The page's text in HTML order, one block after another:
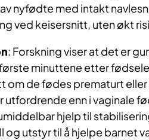
nyfødte med intakt
ved keisersnitt, uten økt
: Forskning viser at det er
minuttene etter
om de fødes prematurt eller
enn i vaginale
hjelp til
og utstyr til å hjelpe barnet